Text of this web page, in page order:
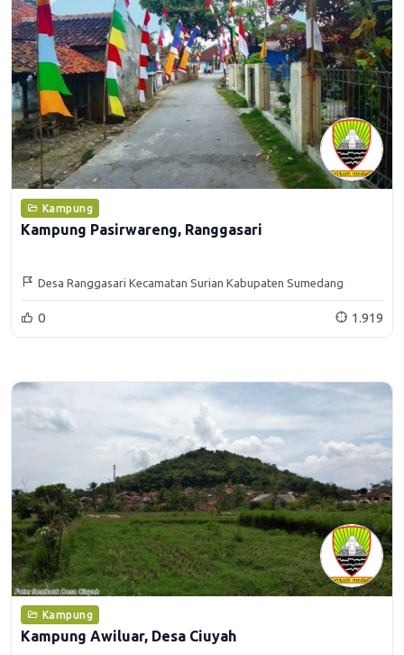
Kampung
Kampung Pasirwareng, Ranggasari
Desa Ranggasari Kecamatan Surian Kabupaten Sumedang
0 1.919
Kampung
Kampung Awiluar, Desa Ciuyah